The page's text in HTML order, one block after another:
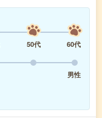
50代
60代
男性